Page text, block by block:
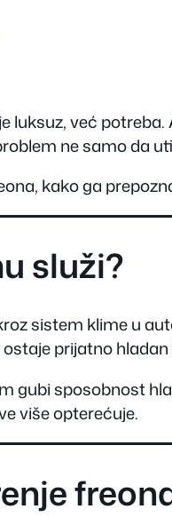
luksuz, već
ne samo da
kako ga
služi?
sistem klime u
prijatno
gubi sposobnost
više opterećuje.